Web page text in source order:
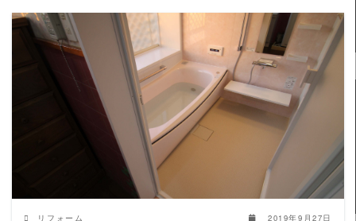
READ MORE
リフォーム 2019年9月27日